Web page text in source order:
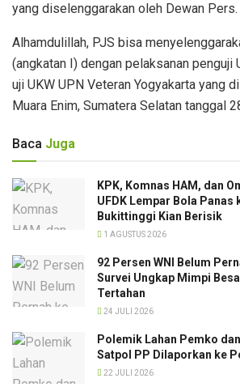
yang diselenggarakan oleh Dewan Pers.
Alhamdulillah, PJS bisa
(angkatan I) dengan pelaksanan penguji
uji UKW UPN Veteran Yogyakarta yang
Muara Enim, Sumatera Selatan tanggal
Baca Juga
KPK, Komnas HAM, dan
UFDK Lempar Bola Panas
Bukittinggi Kian Berisik
1 AGUSTUS 2026
92 Persen WNI Belum
Survei Ungkap Mimpi
Tertahan
24 JULI 2026
Polemik Lahan Pemko
Satpol PP Dilaporkan ke
22 JULI 2026